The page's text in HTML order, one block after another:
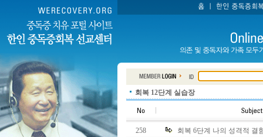
회복 12단계 실습장
258
회복 6단계 나의 성격적 결